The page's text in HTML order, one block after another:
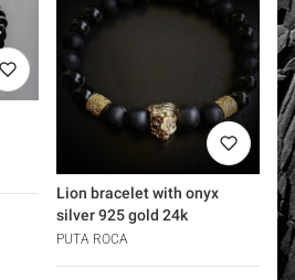
Lion bracelet with onyx
silver 925 gold 24k
PUTA ROCA